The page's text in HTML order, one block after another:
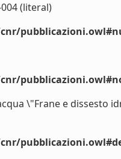
(literal)
\"Frane e dissesto